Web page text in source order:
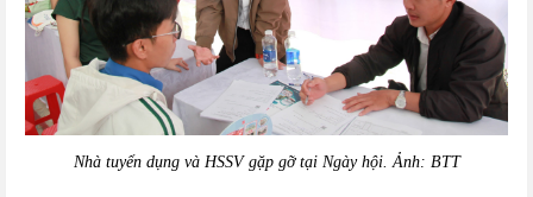
Nhà tuyển dụng và HSSV gặp gỡ tại Ngày hội.Ảnh: BTT